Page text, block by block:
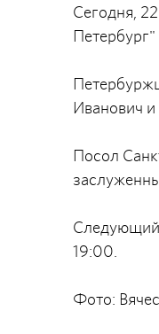
Сегодня,
Иванович
Посол
Следующий
19:00.
Фото: